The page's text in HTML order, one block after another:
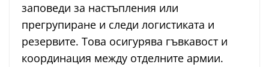
заповеди за настъпления или
прегрупиране и следи логистиката и
резервите. Това осигурява гъвкавост и
координация между отделните армии.